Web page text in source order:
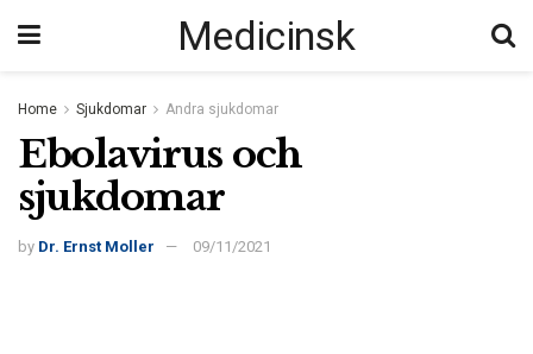
Medicinsk
Home Sjukdomar Andra sjukdomar
Ebolavirus och
sjukdomar
by Dr. Ernst Moller 09/11/2021